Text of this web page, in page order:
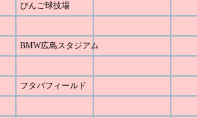
びんご球技場
BMW広島スタジアム
フタバフィールド